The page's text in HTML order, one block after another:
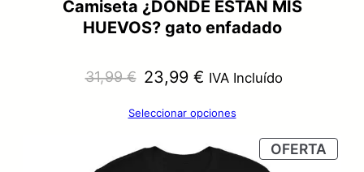
Camiseta ¿DÓNDE ESTÁN MIS
HUEVOS? gato enfadado
31,99€ El
era:
23,99 €ElIVA Incluído
Seleccionar opciones
OFERTA
EN